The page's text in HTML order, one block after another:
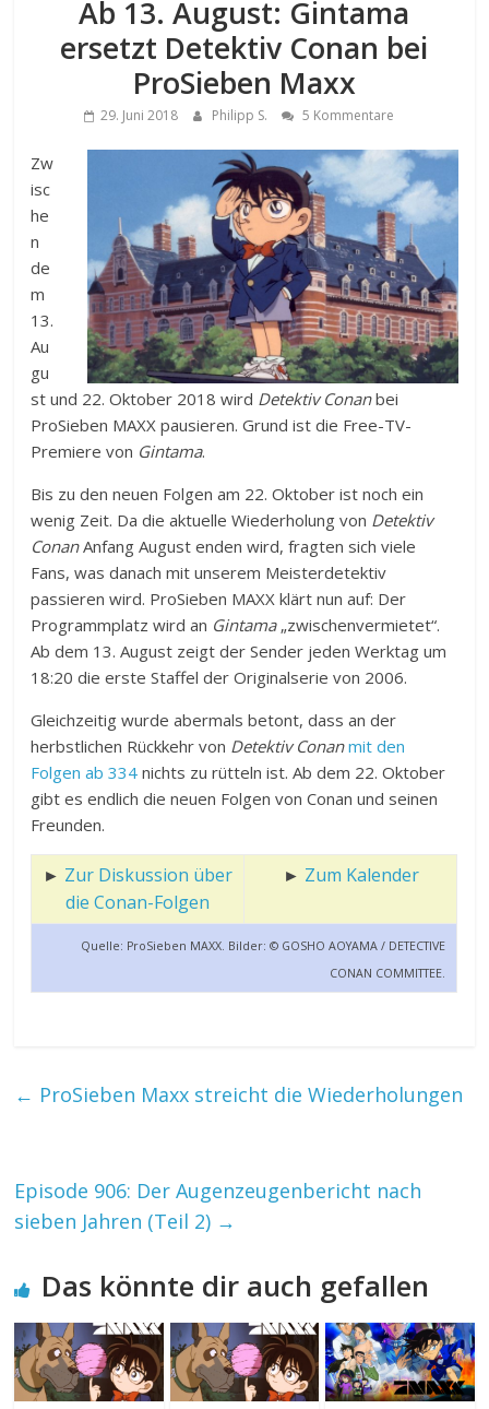
Ab 13. August: Gintama
ersetzt Detektiv Conan bei
ProSieben Maxx
29. Juni 2018 Philipp S. 5 Kommentare
Zw
isc
he
n
de
m
13.
Au
gu
st und 22. Oktober 2018 wird Detektiv Conanbei
ProSieben MAXX pausieren. Grund ist die Free-TV-
Premiere von Gintama.
Bis zu den neuen Folgen am 22. Oktober ist noch ein
wenig Zeit. Da die aktuelle Wiederholung von Detektiv
ConanAnfang August enden wird, fragten sich viele
Fans, was danach mit unserem Meisterdetektiv
passieren wird. ProSieben MAXX klärt nun auf: Der
Programmplatz wird an Gintama„zwischenvermietet“.
Ab dem 13. August zeigt der Sender jeden Werktag um
18:20 die erste Staffel der Originalserie von 2006.
Gleichzeitig wurde abermals betont, dass an der
herbstlichen Rückkehr von Detektiv Conan mit den
Folgen ab 334 nichts zu rütteln ist. Ab dem 22. Oktober
gibt es endlich die neuen Folgen von Conan und seinen
Freunden.
► Zur Diskussion über
die Conan-Folgen
► Zum Kalender
Quelle: ProSieben MAXX. Bilder: © GOSHO AOYAMA / DETECTIVE
CONAN COMMITTEE.
← ProSieben Maxx streicht die Wiederholungen
Episode 906: Der Augenzeugenbericht nach
sieben Jahren (Teil 2) →
Das könnte dir auch gefallen